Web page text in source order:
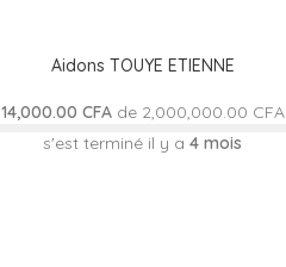
Aidons TOUYE ETIENNE
14,000.00 CFAde 2,000,000.00 CFA
s'est terminé il y a4 mois